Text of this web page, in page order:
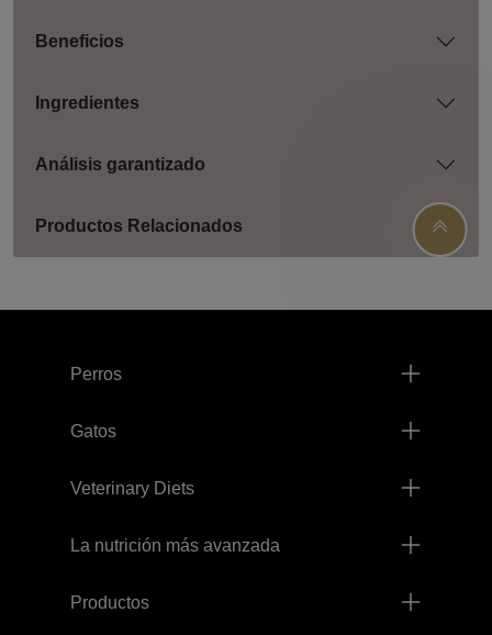
Beneficios
Ingredientes
Análisis garantizado
Productos Relacionados
Perros
Gatos
Veterinary Diets
La nutrición más avanzada
Productos